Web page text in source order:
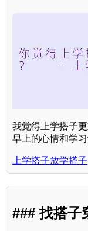
我觉得上学搭子
早上的心情和学
上学搭子放学搭子
### 找搭子